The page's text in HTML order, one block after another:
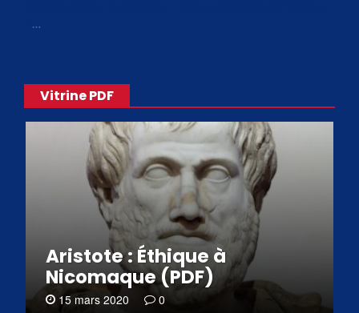
Vitrine PDF
Aristote : Éthique à
Nicomaque (PDF)
15 mars 2020 0